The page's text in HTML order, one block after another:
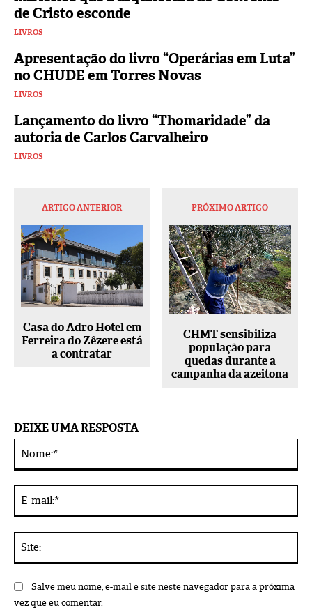
de Cristo esconde
LIVROS
Apresentação do livro “Operárias em Luta”
no CHUDE em Torres Novas
LIVROS
Lançamento do livro “Thomaridade” da
autoria de Carlos Carvalheiro
LIVROS
ARTIGO ANTERIOR
Casa do Adro Hotel em
Ferreira do Zêzere está
a contratar
PRÓXIMO ARTIGO
CHMT sensibiliza
população para
quedas durante a
campanha da azeitona
DEIXE UMA RESPOSTA
Salve meu nome, e-mail e site neste navegador para a próxima
vez que eu comentar.